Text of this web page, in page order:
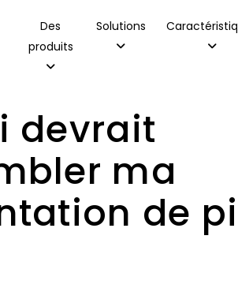
Des
produits
Solutions
devrait
ma
de